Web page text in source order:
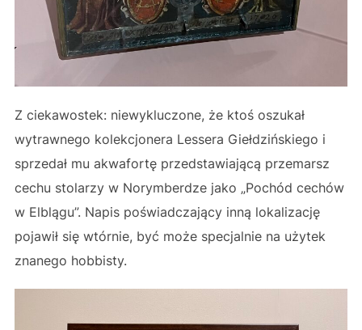
Z ciekawostek: niewykluczone, że ktoś oszukał
wytrawnego kolekcjonera Lessera Giełdzińskiego i
sprzedał mu akwafortę przedstawiającą przemarsz
cechu stolarzy w Norymberdze jako „Pochód cechów
w Elblągu”. Napis poświadczający inną lokalizację
pojawił się wtórnie, być może specjalnie na użytek
znanego hobbisty.